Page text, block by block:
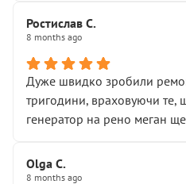
Хотілося б більше:
• належної уваги до авто
• прозорості в роботах і
• реальної діагностики, а
“подивились і поїхав”
На жаль, складається
Стосовно комунікації - все
звертатися до цього
Ростислав С.
8 months ago
Дуже швидко зробили
тригодини, враховуючи те,
генератор на рено меган ще
Olga С.
8 months ago